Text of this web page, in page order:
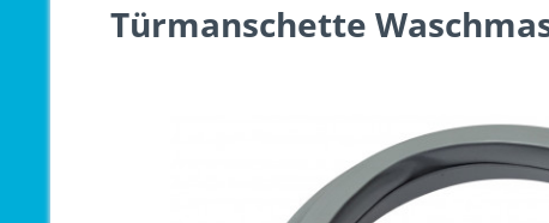
Türmanschette